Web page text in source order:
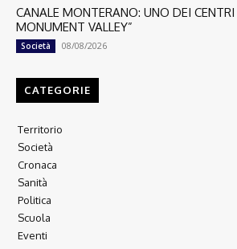
CANALE MONTERANO: UNO DEI
MONUMENT VALLEY”
Società 08/08/2026
CATEGORIE
Territorio
Società
Cronaca
Sanità
Politica
Scuola
Eventi